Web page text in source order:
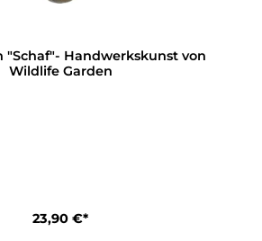
"Schaf"- Handwerkskunst von
Wildlife Garden
23,90 €*